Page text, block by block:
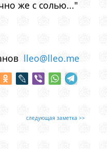
же с солью..."
lleo@lleo.me
следующая заметка >>